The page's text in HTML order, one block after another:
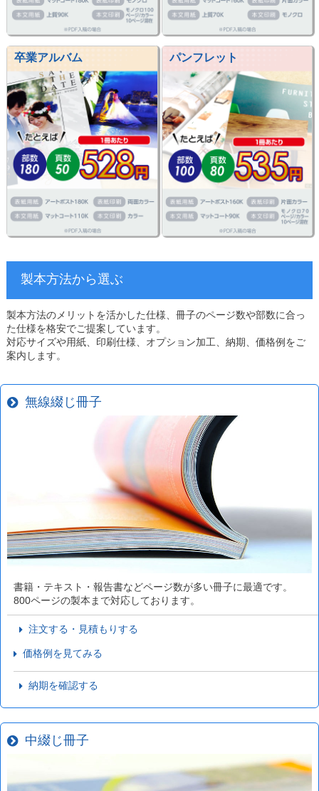
卒業アルバム パンフレット
製本方法から選ぶ
製本方法のメリットを活かした仕様、冊子のページ数や部数に合っ
た仕様を格安でご提案しています。
対応サイズや用紙、印刷仕様、オプション加工、納期、価格例をご
案内します。
無線綴じ冊子
書籍・テキスト・報告書などページ数が多い冊子に最適です。
800ページの製本まで対応しております。
注文する・見積もりする
価格例を見てみる
納期を確認する
中綴じ冊子